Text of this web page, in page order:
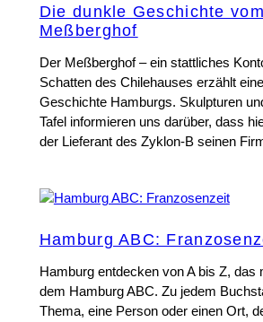
Die dunkle Geschichte vom
Meßberghof
Der Meßberghof – ein stattliches
Schatten des Chilehauses erzählt
Geschichte Hamburgs. Skulpturen
Tafel informieren uns darüber, dass
der Lieferant des Zyklon-B seinen
Hamburg ABC:
Hamburg entdecken von A bis Z, das
dem Hamburg ABC. Zu jedem
Thema, eine Person oder einen Ort,